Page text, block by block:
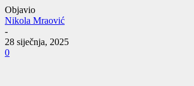
Objavio
Nikola Mraović
-
28 siječnja, 2025
0